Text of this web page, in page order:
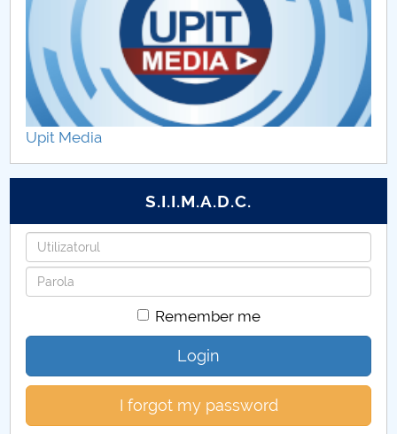
Sport şi Performanţă Motrică
Performanţă în Sport
Upit Media
S.I.I.M.A.D.C.
Username
Password
Remember me
Login
I forgot my password